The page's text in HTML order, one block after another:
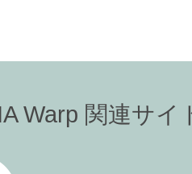
Warp 関連サイ